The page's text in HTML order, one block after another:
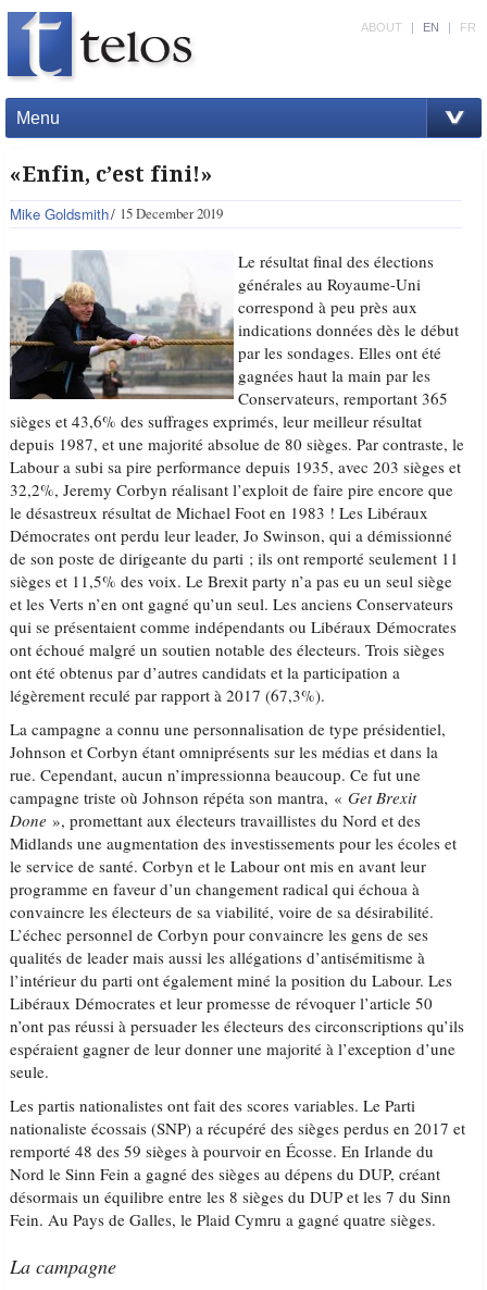
Menu
ABOUT | EN | FR
«Enfin, c’est fini!»
Mike Goldsmith 15 December 2019
Le résultat final des élections
générales au Royaume-Uni
correspond à peu près aux
indications données dès le début
par les sondages. Elles ont été
gagnées haut la main par les
Conservateurs, remportant 365
sièges et 43,6% des suffrages exprimés, leur meilleur résultat
depuis 1987, et une majorité absolue de 80 sièges. Par contraste, le
Labour a subi sa pire performance depuis 1935, avec 203 sièges et
32,2%, Jeremy Corbyn réalisant l’exploit de faire pire encore que
le désastreux résultat de Michael Foot en 1983 ! Les Libéraux
Démocrates ont perdu leur leader, Jo Swinson, qui a démissionné
de son poste de dirigeante du parti ; ils ont remporté seulement 11
sièges et 11,5% des voix. Le Brexit party n’a pas eu un seul siège
et les Verts n’en ont gagné qu’un seul. Les anciens Conservateurs
qui se présentaient comme indépendants ou Libéraux Démocrates
ont échoué malgré un soutien notable des électeurs. Trois sièges
ont été obtenus par d’autres candidats et la participation a
légèrement reculé par rapport à 2017 (67,3%).
La campagne a connu une personnalisation de type présidentiel,
Johnson et Corbyn étant omniprésents sur les médias et dans la
rue. Cependant, aucun n’impressionna beaucoup. Ce fut une
campagne triste où Johnson répéta son mantra, «Get Brexit
Done », promettant aux électeurs travaillistes du Nord et des
Midlands une augmentation des investissements pour les écoles et
le service de santé. Corbyn et le Labour ont mis en avant leur
programme en faveur d’un changement radical qui échoua à
convaincre les électeurs de sa viabilité, voire de sa désirabilité.
L’échec personnel de Corbyn pour convaincre les gens de ses
qualités de leader mais aussi les allégations d’antisémitisme à
l’intérieur du parti ont également miné la position du Labour. Les
Libéraux Démocrates et leur promesse de révoquer l’article 50
n’ont pas réussi à persuader les électeurs des circonscriptions qu’ils
espéraient gagner de leur donner une majorité à l’exception d’une
seule.
Les partis nationalistes ont fait des scores variables. Le Parti
nationaliste écossais (SNP) a récupéré des sièges perdus en 2017 et
remporté 48 des 59 sièges à pourvoir en Écosse. En Irlande du
Nord le Sinn Fein a gagné des sièges au dépens du DUP, créant
désormais un équilibre entre les 8 sièges du DUP et les 7 du Sinn
Fein. Au Pays de Galles, le Plaid Cymru a gagné quatre sièges.
La campagne